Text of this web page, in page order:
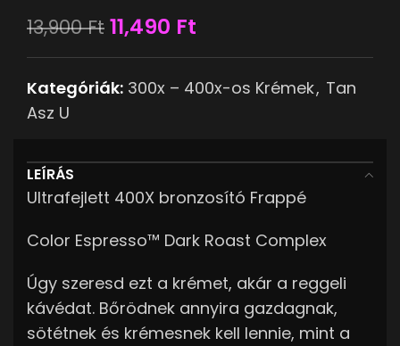
13,900Ft 11,490 Ft
Kategóriák: 300x – 400x-os Krémek, Tan
Asz U
LEÍRÁS
Ultrafejlett 400X bronzosító Frappé
Color Espresso™ Dark Roast Complex
Úgy szeresd ezt a krémet, akár a reggeli
kávédat. Bőrödnek annyira gazdagnak,
sötétnek és krémesnek kell lennie, mint a